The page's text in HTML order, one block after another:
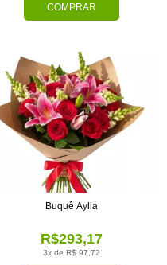
COMPRAR
3x de R$ 97,72
R$293,17
Buquê Aylla